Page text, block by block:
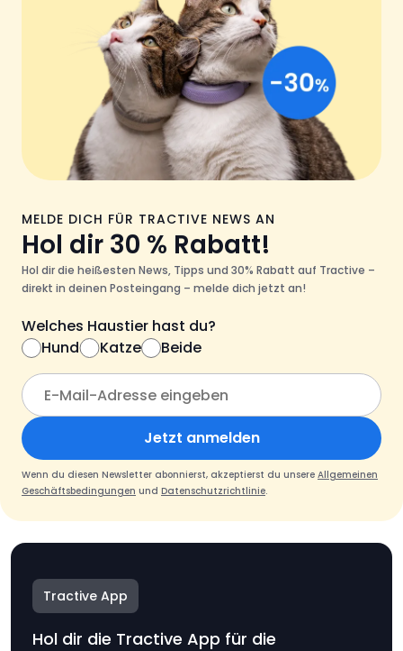
MELDE DICH FÜR TRACTIVE NEWS AN
Hol dir 30 % Rabatt!
Hol dir die heißesten News, Tipps und 30% Rabatt auf Tractive –
direkt in deinen Posteingang – melde dich jetzt an!
Welches Haustier hast du?
Hund
Katze Beide
Jetzt anmelden
Wenn du diesen Newsletter abonnierst, akzeptierst du unsere Allgemeinen
Geschäftsbedingungen und Datenschutzrichtlinie.
Tractive App
Hol dir die Tractive App für die